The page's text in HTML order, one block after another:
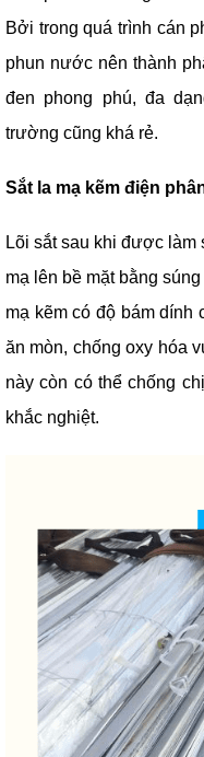
Bởi trong quá trình cán
phun nước nên thành
đen phong phú, đa
trường cũng khá rẻ.
Sắt la mạ kẽm điện
Lõi sắt sau khi được
mạ lên bề mặt bằng
mạ kẽm có độ bám dính
ăn mòn, chống oxy hóa
này còn có thể chống
khắc nghiệt.